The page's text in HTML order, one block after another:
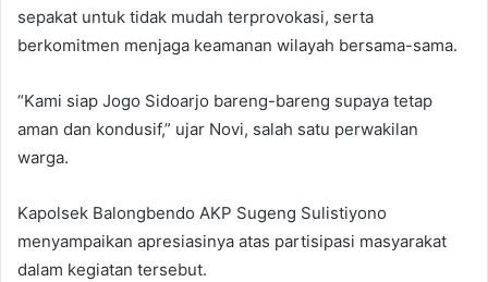
sepakat untuk tidak mudah terprovokasi, serta
berkomitmen menjaga keamanan wilayah bersama-sama.
“Kami siap Jogo Sidoarjo bareng-bareng supaya tetap
aman dan kondusif,” ujar Novi, salah satu perwakilan
warga.
Kapolsek Balongbendo AKP Sugeng Sulistiyono
menyampaikan apresiasinya atas partisipasi masyarakat
dalam kegiatan tersebut.